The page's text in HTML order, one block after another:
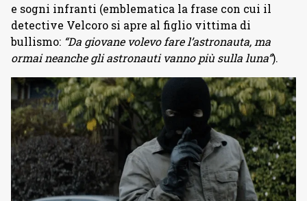
e sogni infranti (emblematica la frase con cui il
detective Velcoro si apre al figlio vittima di
bullismo: “Da giovane volevo fare l’astronauta, ma
ormai neanche gli astronauti vanno più sulla luna”).